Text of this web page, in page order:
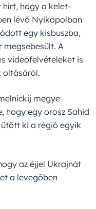
hogy a kelet-
lévő Nyikopolban
egy kisbuszba,
megsebesült. A
videófelvételeket is
oltásáról.
megye
hogy egy orosz Sahid
ki a régió egyik
az éjjel Ukrajnát
a levegőben